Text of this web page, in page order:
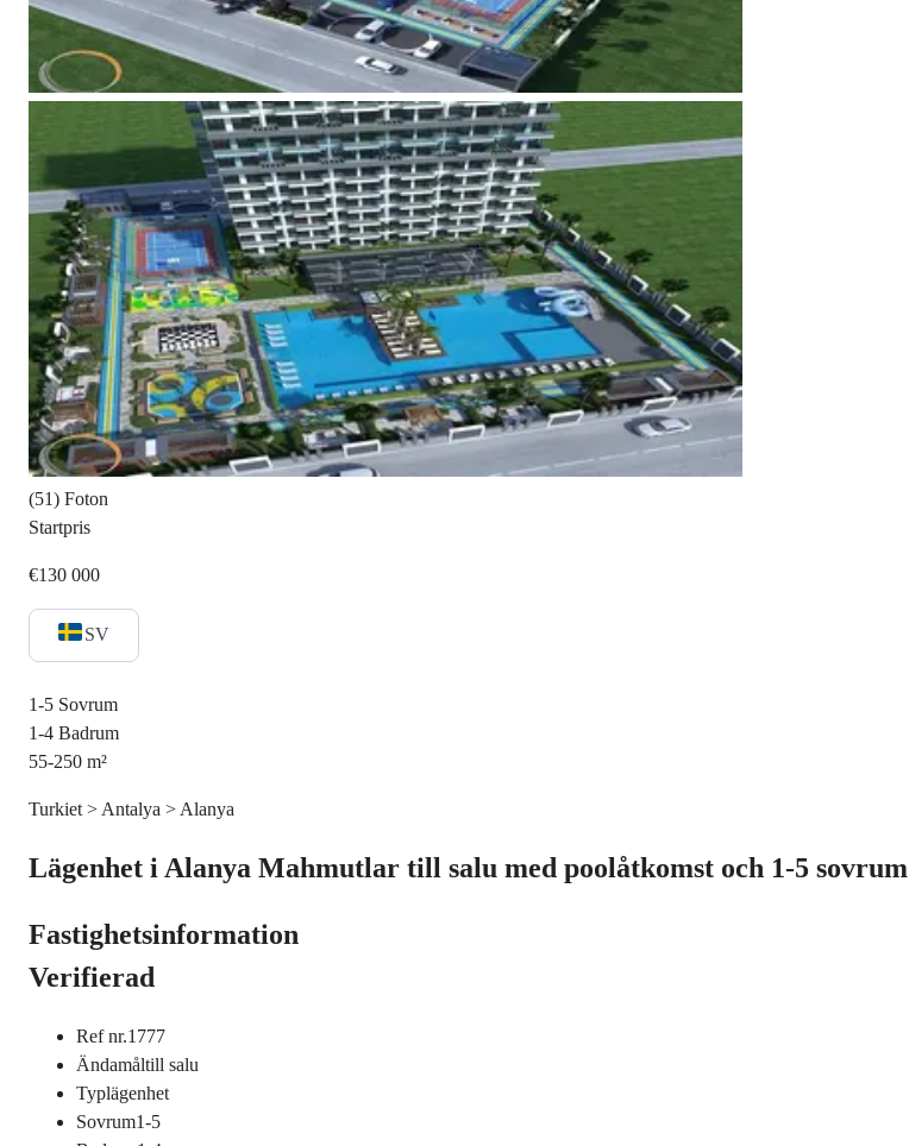
(51) Foton
Startpris
€130 000
SV
1-5 Sovrum
1-4 Badrum
55-250 m²
Turkiet > Antalya > Alanya
Lägenhet i Alanya Mahmutlar till salu med poolåtkomst och 1-5 sovrum
Fastighetsinformation
Verifierad
Ref nr.1777
Ändamåltill salu
Typlägenhet
Sovrum1-5